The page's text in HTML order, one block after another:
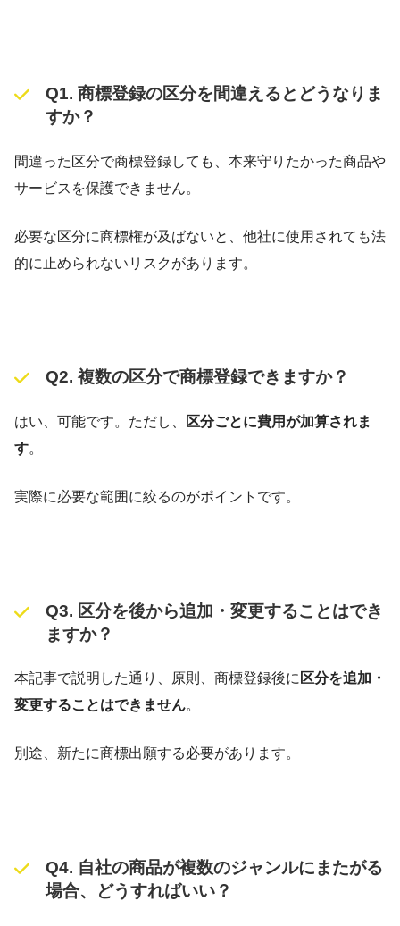
Q1. 商標登録の区分を間違えるとどうなりま
すか？
間違った区分で商標登録しても、本来守りたかった商品や
サービスを保護できません。
必要な区分に商標権が及ばないと、他社に使用されても法
的に止められないリスクがあります。
Q2. 複数の区分で商標登録できますか？
はい、可能です。ただし、
区分ごとに費用が加算されま
す。
実際に必要な範囲に絞るのがポイントです。
Q3. 区分を後から追加・変更することはでき
ますか？
本記事で説明した通り、原則、商標登録後に 区分を追加・
変更することはできません。
別途、新たに商標出願する必要があります。
Q4. 自社の商品が複数のジャンルにまたがる
場合、どうすればいい？